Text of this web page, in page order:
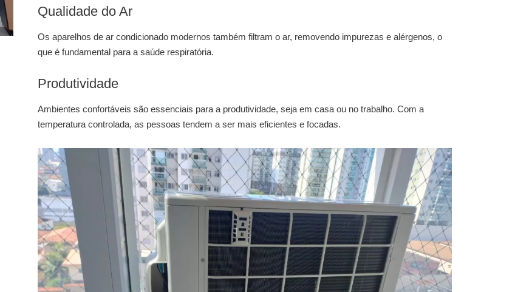
Qualidade do Ar
Os aparelhos de ar condicionado modernos também filtram o ar, removendo impurezas e alérgenos, o
que é fundamental para a saúde respiratória.
Produtividade
Ambientes confortáveis são essenciais para a produtividade, seja em casa ou no trabalho. Com a
temperatura controlada, as pessoas tendem a ser mais eficientes e focadas.